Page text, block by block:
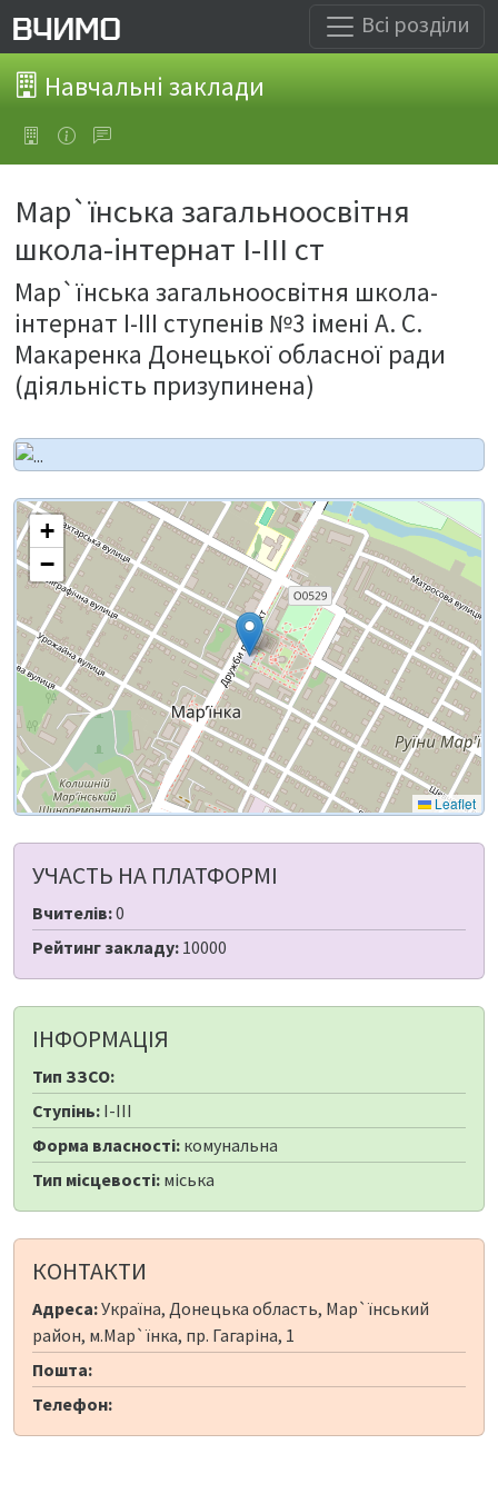
Всі розділи
Навчальні заклади
Мар`їнська загальноосвітня
школа-інтернат І-ІІІ ст
Мар`їнська загальноосвітня школа-
інтернат І-ІІІ ступенів №3 імені А. С.
Макаренка Донецької обласної ради
(діяльність призупинена)
+
−
Leaflet
УЧАСТЬ НА ПЛАТФОРМІ
Вчителів:0
Рейтинг закладу: 10000
ІНФОРМАЦІЯ
Тип ЗЗСО:
Ступінь: I-III
Форма власності: комунальна
Тип місцевості: міська
КОНТАКТИ
Адреса:Україна, Донецька область, Мар`їнський
район, м.Мар`їнка, пр. Гагаріна, 1
Пошта:
Телефон: